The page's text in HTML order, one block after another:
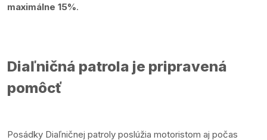
maximálne 15%.
Diaľničná patrola je pripravená
pomôcť
Posádky Diaľničnej patroly poslúžia motoristom aj počas